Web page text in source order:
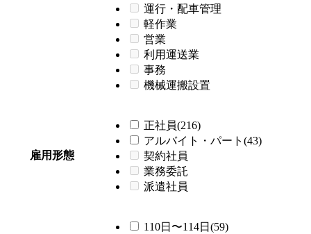
運行・配車管理
軽作業
営業
利用運送業
事務
機械運搬設置
雇用形態
正社員(216)
アルバイト・パート(43)
契約社員
業務委託
派遣社員
110日〜114日(59)